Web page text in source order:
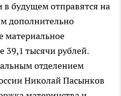
в будущем отправятся на
дополнительно
материальное
39,1 тысячи рублей.
отделением
Николай Пасынков